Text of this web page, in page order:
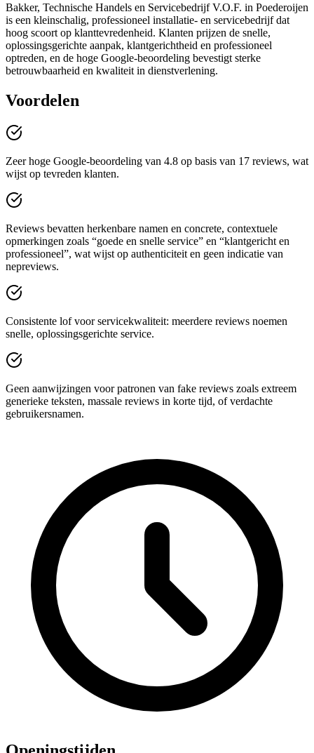
Bakker, Technische Handels en Servicebedrijf V.O.F. in Poederoijen
is een kleinschalig, professioneel installatie- en servicebedrijf dat
hoog scoort op klanttevredenheid. Klanten prijzen de snelle,
oplossingsgerichte aanpak, klantgerichtheid en professioneel
optreden, en de hoge Google‑beoordeling bevestigt sterke
betrouwbaarheid en kwaliteit in dienstverlening.
Voordelen
Zeer hoge Google-beoordeling van 4.8 op basis van 17 reviews, wat
wijst op tevreden klanten.
Reviews bevatten herkenbare namen en concrete, contextuele
opmerkingen zoals “goede en snelle service” en “klantgericht en
professioneel”, wat wijst op authenticiteit en geen indicatie van
nepreviews.
Consistente lof voor servicekwaliteit: meerdere reviews noemen
snelle, oplossingsgerichte service.
Geen aanwijzingen voor patronen van fake reviews zoals extreem
generieke teksten, massale reviews in korte tijd, of verdachte
gebruikersnamen.